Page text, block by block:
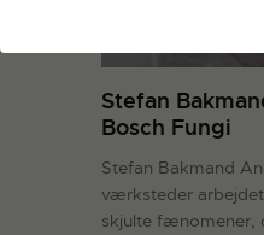
Stefan
Bosch Fungi
Stefan Bakmand
værksteder
skjulte fænomener,